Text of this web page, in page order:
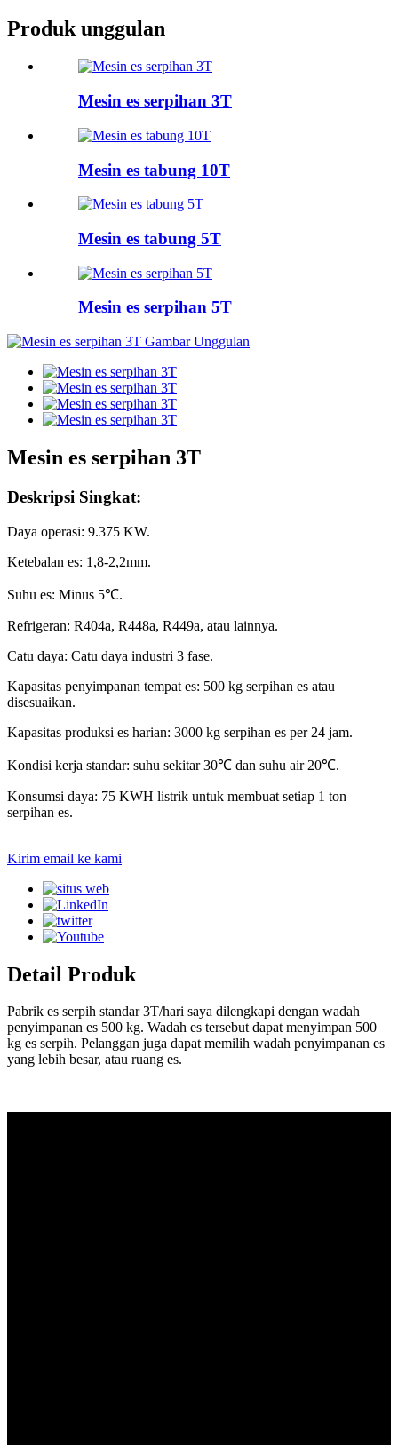
Produk unggulan
Mesin es serpihan 3T
Mesin es tabung 10T
Mesin es tabung 5T
Mesin es serpihan 5T
Mesin es serpihan 3T
Deskripsi Singkat:
Daya operasi: 9.375 KW.
Ketebalan es: 1,8-2,2mm.
Suhu es: Minus 5℃.
Refrigeran: R404a, R448a, R449a, atau lainnya.
Catu daya: Catu daya industri 3 fase.
Kapasitas penyimpanan tempat es: 500 kg serpihan es atau
disesuaikan.
Kapasitas produksi es harian: 3000 kg serpihan es per 24 jam.
Kondisi kerja standar: suhu sekitar 30℃ dan suhu air 20℃.
Konsumsi daya: 75 KWH listrik untuk membuat setiap 1 ton
serpihan es.
Kirim email ke kami
Detail Produk
Pabrik es serpih standar 3T/hari saya dilengkapi dengan wadah
penyimpanan es 500 kg. Wadah es tersebut dapat menyimpan 500
kg es serpih. Pelanggan juga dapat memilih wadah penyimpanan es
yang lebih besar, atau ruang es.